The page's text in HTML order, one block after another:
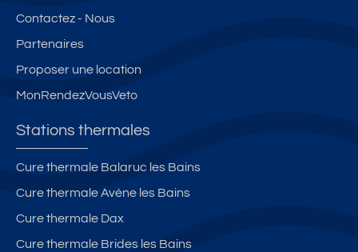
Contactez - Nous
Partenaires
Proposer une location
MonRendezVousVeto
Stations thermales
Cure thermale Balaruc les Bains
Cure thermale Avène les Bains
Cure thermale Dax
Cure thermale Brides les Bains